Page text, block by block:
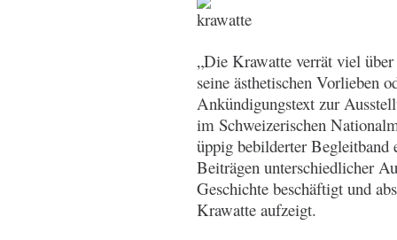
„Die Krawatte verrät viel
seine ästhetischen Vorlieben
Ankündigungstext zur
im Schweizerischen
üppig bebilderter Begleitband
Beiträgen unterschiedlicher
Geschichte beschäftigt und
Krawatte aufzeigt.